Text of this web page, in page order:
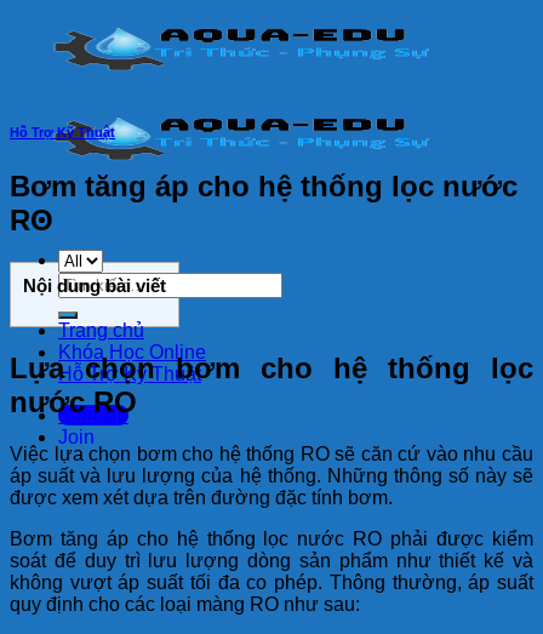
content
Tìm
kiếm:
Trang chủ
Khóa Học Online
Hỗ Trợ Kỹ Thuật
Sign Up
Join
Hỗ Trợ Kỹ Thuật
Bơm tăng áp cho hệ thống lọc nước
RO
Nội dung bài viết
Lựa chọn bơm cho hệ thống lọc
nước RO
Việc lựa chọn bơm cho hệ thống RO sẽ căn cứ vào nhu cầu
áp suất và lưu lượng của hệ thống. Những thông số này sẽ
được xem xét dựa trên đường đặc tính bơm.
Bơm tăng áp cho hệ thống lọc nước RO phải được kiểm
soát để duy trì lưu lượng dòng sản phẩm như thiết kế và
không vượt áp suất tối đa co phép. Thông thường, áp suất
quy định cho các loại màng RO như sau: